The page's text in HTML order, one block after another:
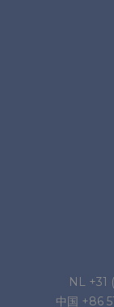
NL +31
中国 +86